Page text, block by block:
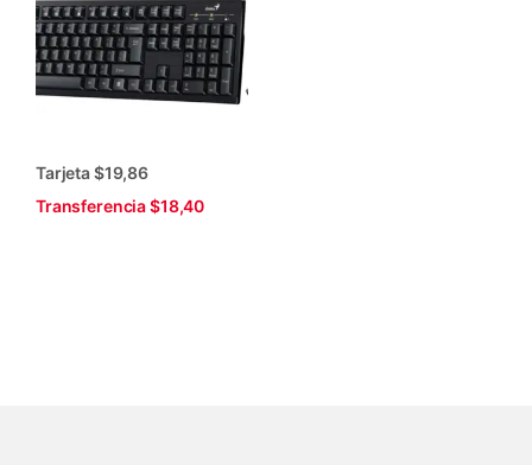
Tarjeta $19,86
Transferencia $18,40